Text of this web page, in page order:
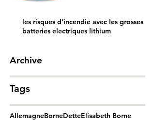
les risques d'incendie avec les grosses
batteries electriques lithium
Archive
Tags
AllemagneBorneDetteElisabeth Borne